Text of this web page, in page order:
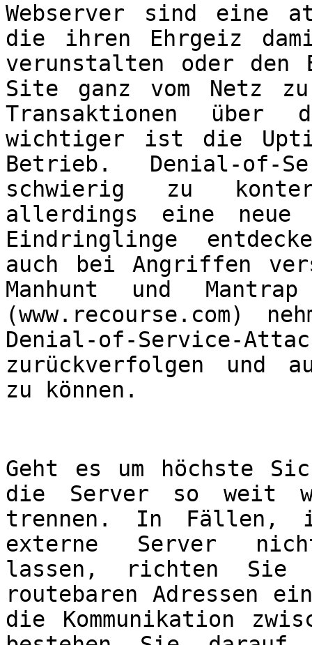
Webserver sind eine
die ihren Ehrgeiz
verunstalten oder
Site ganz vom Netz
Transaktionen
wichtiger ist die
Betrieb. Denial-of-
schwierig zu
allerdings eine neue
Eindringlinge
auch bei Angriffen
Manhunt und
(www.recourse.com)
Denial-of-Service-
zurückverfolgen und
zu können.
Geht es um höchste
die Server so weit
trennen. In Fällen,
externe Server
lassen, richten Sie
routebaren Adressen
die Kommunikation